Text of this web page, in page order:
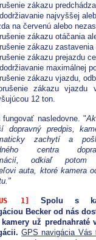
zákazu
najvyššej
na červenú alebo
zákazu otáčania
zákazu zastavenia
zákazu prejazdu
maximálnej
zákazu vjazdu,
zákazu vjazdu
12 ton.
fungovať nasledovne. "
dopravný predpis,
zachytí a
centra
odkiaľ potom
auta, ktoré kamera
1]
Spolu s
Becker od nás
už prednahraté
GPS navigácia Vás